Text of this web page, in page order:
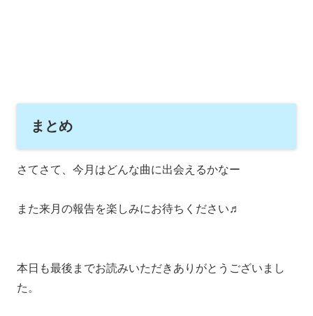
まとめ
さてさて、今月はどんな曲に出会えるかなー
また来月の報告を楽しみにお待ちください♬
本日も最後までお読みいただきありがとうございまし
た。